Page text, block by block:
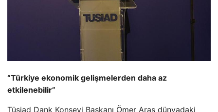
“Türkiye ekonomik gelişmelerden daha az
etkilenebilir”
Tüsiad Dank Konseyi Başkanı Ömer Aras dünyadaki